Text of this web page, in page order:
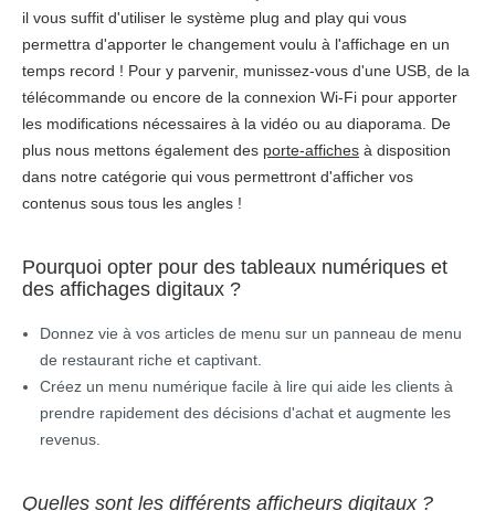
il vous suffit d'utiliser le système plug and play qui vous
permettra d'apporter le changement voulu à l'affichage en un
temps record ! Pour y parvenir, munissez-vous d'une USB, de la
télécommande ou encore de la connexion Wi-Fi pour apporter
les modifications nécessaires à la vidéo ou au diaporama. De
plus nous mettons également des porte-affiches à disposition
dans notre catégorie qui vous permettront d'afficher vos
contenus sous tous les angles !
Pourquoi opter pour des tableaux numériques et
des affichages digitaux ?
Donnez vie à vos articles de menu sur un panneau de menu
de restaurant riche et captivant.
Créez un menu numérique facile à lire qui aide les clients à
prendre rapidement des décisions d'achat et augmente les
revenus.
Quelles sont les différents afficheurs digitaux ?